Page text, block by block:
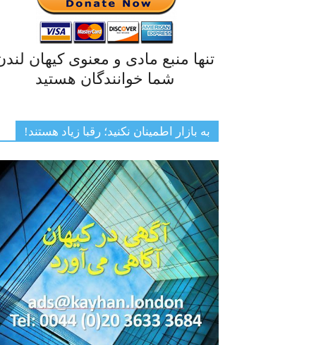
تنها منبع مادی و معنوی کیهان
شما خوانندگان هستید
به بازار اطمینان نکنید؛ رقبا زیاد هستند!